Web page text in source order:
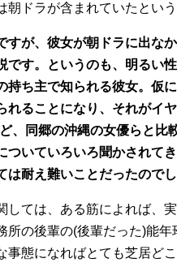
朝ドラが含まれていたとい
すが、彼女が朝ドラに出な
です。というのも、明るい
持ち主で知られる彼女。仮
れることになり、それがイ
、同郷の沖縄の女優らと
ついていろいろ聞かされて
は耐え難いことだったのでし
ては、ある筋によれば、
所の後輩の(後輩だった)能
事態になればとても芝居ど